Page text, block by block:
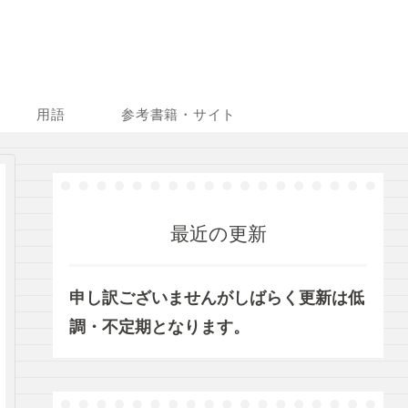
用語 参考書籍・サイト
最近の更新
申し訳ございませんがしばらく更新は低
調・不定期となります。